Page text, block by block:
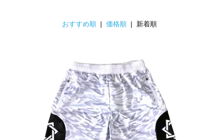
おすすめ順 | 価格順 | 新着順